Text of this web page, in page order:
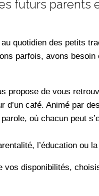
futurs parents
quotidien des petits
parfois, avons
propose de vous
d’un café. Animé par
où chacun peut
l’éducation ou
vos disponibilités,